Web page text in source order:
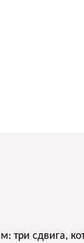
три сдвига,